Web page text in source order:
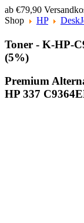
ab €79,90
Shop
HP
Toner - K-HP-
(5%)
Premium
HP 337